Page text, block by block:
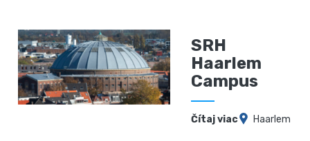
SRH
Haarlem
Campus
Čítaj viac Haarlem